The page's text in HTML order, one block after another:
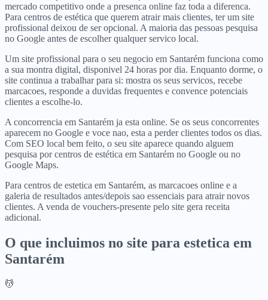
mercado competitivo onde a presenca online faz toda a diferenca.
Para centros de estética que querem atrair mais clientes, ter um site
profissional deixou de ser opcional. A maioria das pessoas pesquisa
no Google antes de escolher qualquer servico local.
Um site profissional para o seu negocio em Santarém funciona como
a sua montra digital, disponivel 24 horas por dia. Enquanto dorme, o
site continua a trabalhar para si: mostra os seus servicos, recebe
marcacoes, responde a duvidas frequentes e convence potenciais
clientes a escolhe-lo.
A concorrencia em Santarém ja esta online. Se os seus concorrentes
aparecem no Google e voce nao, esta a perder clientes todos os dias.
Com SEO local bem feito, o seu site aparece quando alguem
pesquisa por centros de estética em Santarém no Google ou no
Google Maps.
Para centros de estetica em Santarém, as marcacoes online e a
galeria de resultados antes/depois sao essenciais para atrair novos
clientes. A venda de vouchers-presente pelo site gera receita
adicional.
O que incluimos no site para estetica em
Santarém
💆